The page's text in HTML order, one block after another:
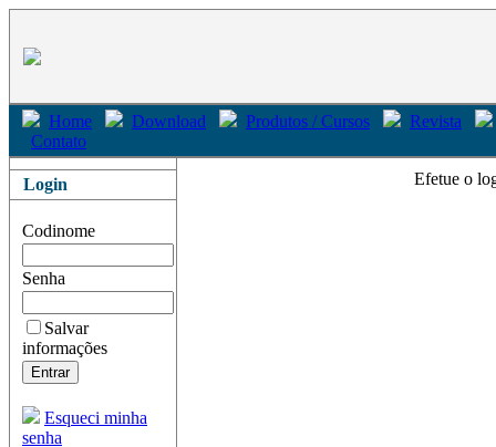
Home Download Produtos / Cursos
Revista
Contato
Login
Codinome
Senha
Salvar
informações
Esqueci minha
senha
Efetue o